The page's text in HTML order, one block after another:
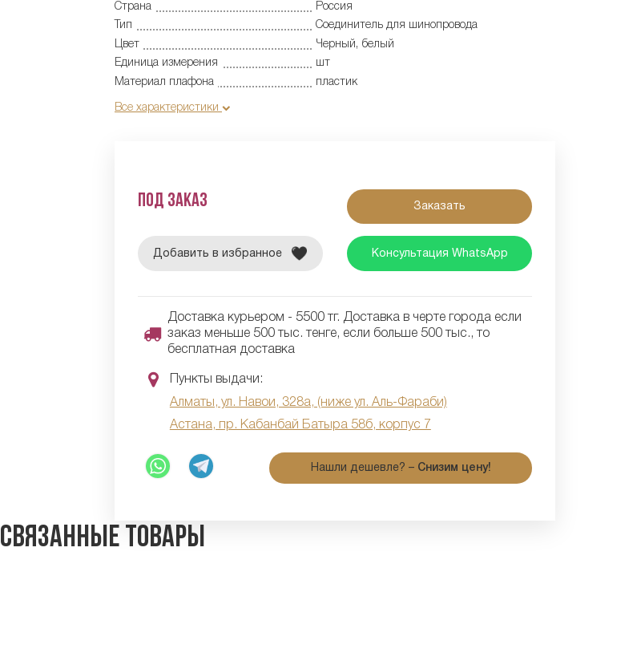
Страна
Россия
Тип
Соединитель для шинопровода
Цвет
Черный, белый
Единица измерения
шт
Материал плафона
пластик
Все характеристики
Под заказ Заказать
Добавить в избранное Консультация WhatsApp
Доставка курьером - 5500 тг. Доставка в черте города если
заказ меньше 500 тыс. тенге, если больше 500 тыс., то
бесплатная доставка
Пункты выдачи:
Алматы, ул. Навои, 328а, (ниже ул. Аль-Фараби)
Астана, пр. Кабанбай Батыра 58б, корпус 7
Нашли дешевле? – Снизим цену!
Связанные товары